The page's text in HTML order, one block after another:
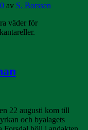
av S. Borssen
väder för
22 augusti kom till
och byalagets